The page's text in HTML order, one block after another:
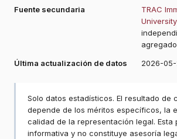
Fuente secundaria
TRAC
Última actualización de datos
2026-
Solo datos estadísticos. El resultado de
depende de los méritos específicos, la
calidad de la representación legal. Esta
informativa y no constituye asesoría